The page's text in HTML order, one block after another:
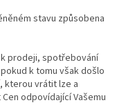
stavu způsobena
prodeji, spotřebování
k tomu však došlo
kterou vrátit lze a
odpovídající Vašemu